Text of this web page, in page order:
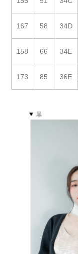
167 58 34D
158 66 34E
173 85 36E